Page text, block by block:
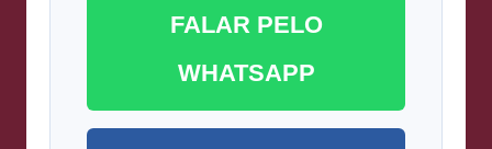
FALAR PELO
WHATSAPP